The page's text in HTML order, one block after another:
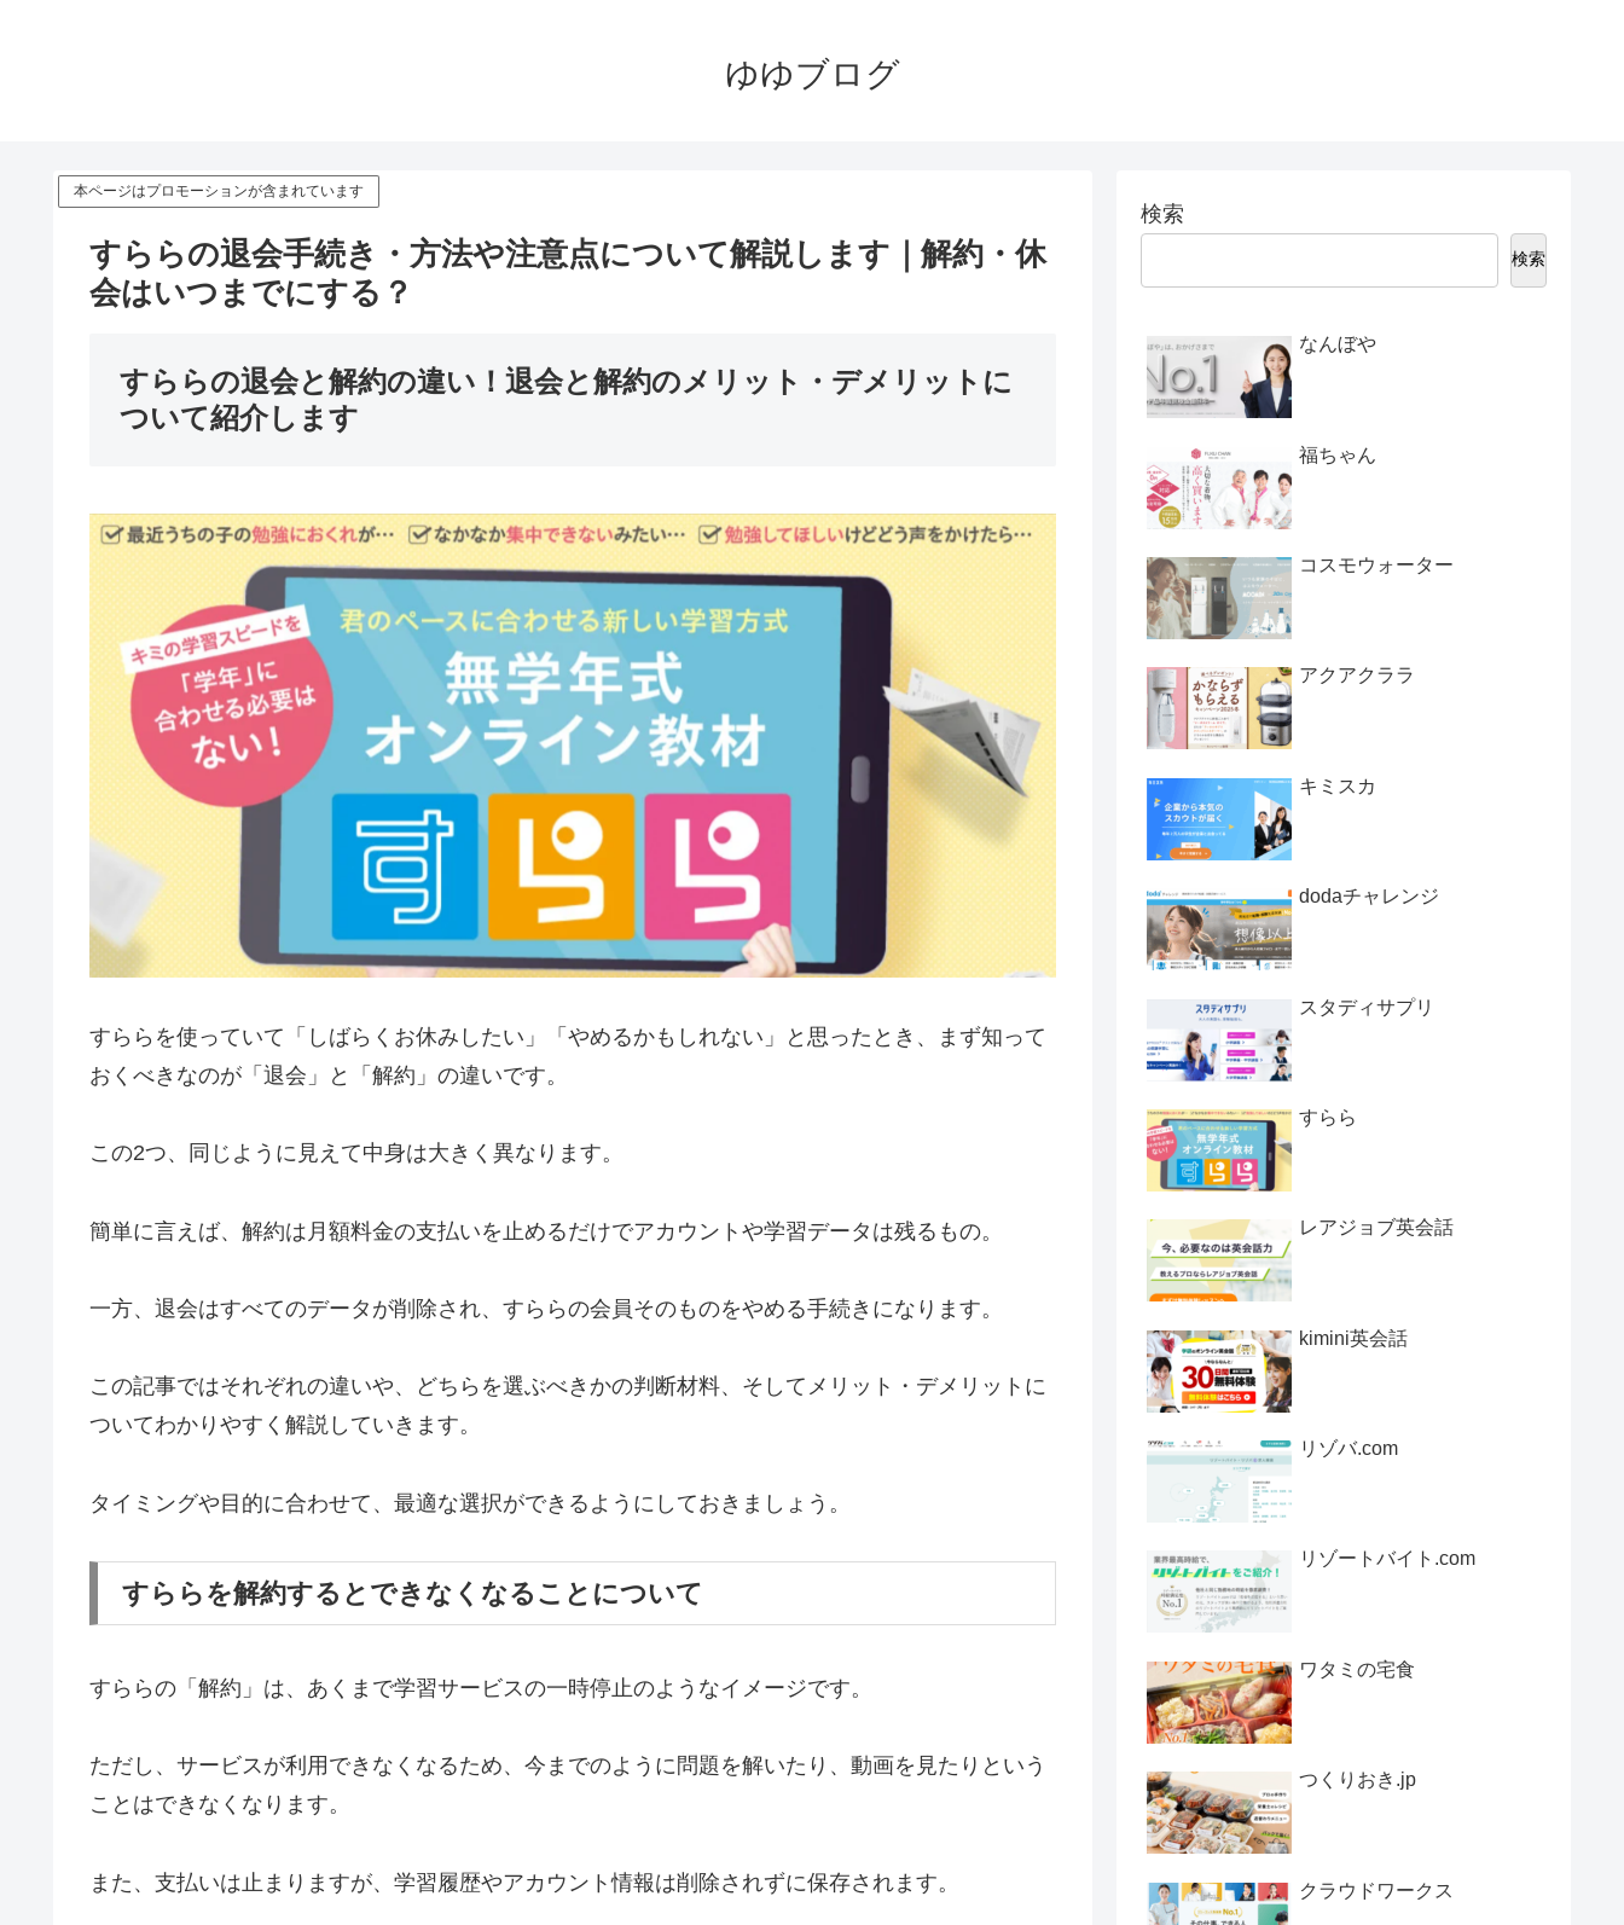
ゆゆブログ
本ページはプロモーションが含まれています
すららの退会手続き・方法や注意点について解説します｜解約・休
会はいつまでにする？
すららの退会と解約の違い！退会と解約のメリット・デメリットに
ついて紹介します
すららを使っていて「しばらくお休みしたい」「やめるかもしれない」と思ったとき、まず知って
おくべきなのが「退会」と「解約」の違いです。
この2つ、同じように見えて中身は大きく異なります。
簡単に言えば、解約は月額料金の支払いを止めるだけでアカウントや学習データは残るもの。
一方、退会はすべてのデータが削除され、すららの会員そのものをやめる手続きになります。
この記事ではそれぞれの違いや、どちらを選ぶべきかの判断材料、そしてメリット・デメリットに
ついてわかりやすく解説していきます。
タイミングや目的に合わせて、最適な選択ができるようにしておきましょう。
すららを解約するとできなくなることについて
すららの「解約」は、あくまで学習サービスの一時停止のようなイメージです。
ただし、サービスが利用できなくなるため、今までのように問題を解いたり、動画を見たりという
ことはできなくなります。
また、支払いは止まりますが、学習履歴やアカウント情報は削除されずに保存されます。
検索
検索
なんぼや
福ちゃん
コスモウォーター
アクアクララ
キミスカ
dodaチャレンジ
スタディサプリ
すらら
レアジョブ英会話
kimini英会話
リゾバ.com
リゾートバイト.com
ワタミの宅食
つくりおき.jp
クラウドワークス